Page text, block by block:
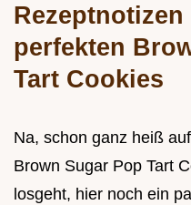
perfekten
Tart Cookies
Na, schon ganz heiß
Brown Sugar Pop Tart
losgeht, hier noch ein